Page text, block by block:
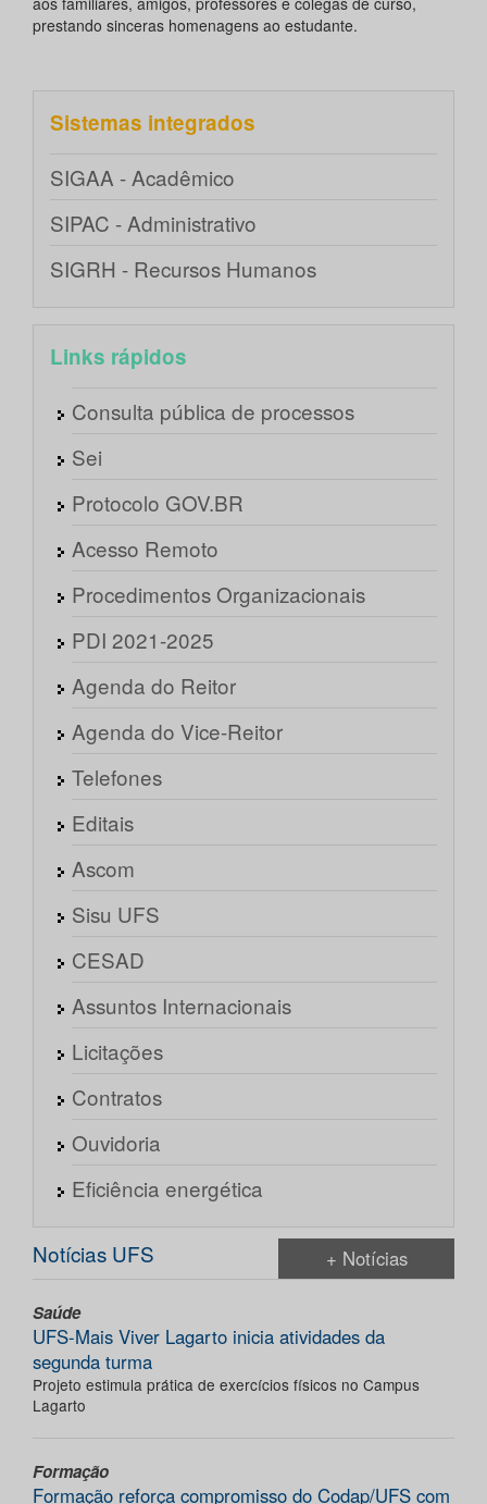
prestando sinceras homenagens ao estudante.
Sistemas integrados
SIGAA - Acadêmico
SIPAC - Administrativo
SIGRH - Recursos Humanos
Links rápidos
Consulta pública de processos
Sei
Protocolo GOV.BR
Acesso Remoto
Procedimentos Organizacionais
PDI 2021-2025
Agenda do Reitor
Agenda do Vice-Reitor
Telefones
Editais
Ascom
Sisu UFS
CESAD
Assuntos Internacionais
Licitações
Contratos
Ouvidoria
Eficiência energética
Notícias UFS + Notícias
Saúde
UFS-Mais Viver Lagarto inicia atividades da
segunda turma
Projeto estimula prática de exercícios físicos no Campus
Lagarto
Formação
Formação reforça compromisso do Codap/UFS com